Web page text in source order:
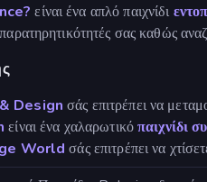
είναι ένα απλό παιχνίδι
παρατηρητικότητές σας καθώς
Design σάς επιτρέπει να
είναι ένα χαλαρωτικόπαιχνίδι
World σάς επιτρέπει να